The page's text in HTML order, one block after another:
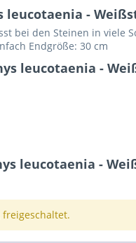
-
bei den Steinen in viele
Endgröße: 30 cm
leucotaenia -
leucotaenia -